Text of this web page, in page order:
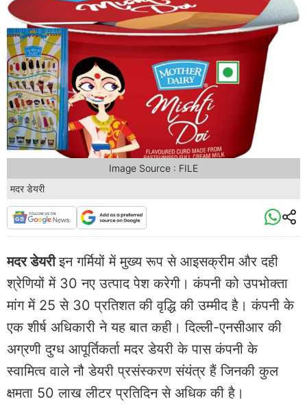
मदर डेयरी
Image Source : FILE
मदर डेयरीइन गर्मियों में मुख्य रूप से आइसक्रीम और दही
श्रेणियों में 30 नए उत्पाद पेश करेगी। कंपनी को उपभोक्ता
मांग में 25 से 30 प्रतिशत की वृद्धि की उम्मीद है। कंपनी के
एक शीर्ष अधिकारी ने यह बात कही। दिल्ली-एनसीआर की
अग्रणी दुग्ध आपूर्तिकर्ता मदर डेयरी के पास कंपनी के
स्वामित्व वाले नौ डेयरी प्रसंस्करण संयंत्र हैं जिनकी कुल
क्षमता 50 लाख लीटर प्रतिदिन से अधिक की है।